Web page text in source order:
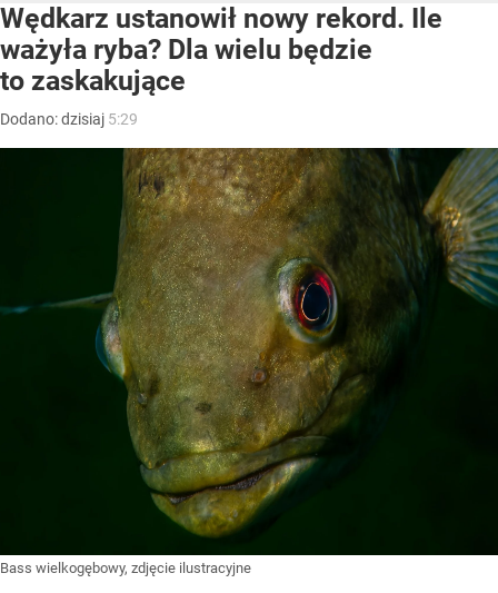
Wędkarz ustanowił nowy rekord. Ile
ważyła ryba? Dla wielu będzie
to zaskakujące
Dodano:dzisiaj 5:29
Bass wielkogębowy, zdjęcie ilustracyjne